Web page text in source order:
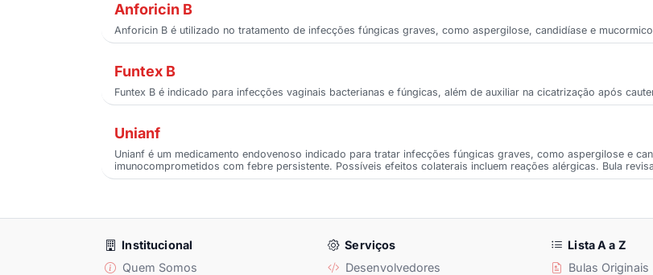
Anforicin B
Anforicin B é utilizado no tratamento de infecções fúngicas graves, como aspergilose, candidíase e
Funtex B
Funtex B é indicado para infecções vaginais bacterianas e fúngicas, além de auxiliar na cicatrização após
Unianf
Unianf é um medicamento endovenoso indicado para tratar infecções fúngicas graves, como aspergilose e
imunocomprometidos com febre persistente. Possíveis efeitos colaterais incluem reações alérgicas. Bula
Institucional
Quem Somos
Serviços
Desenvolvedores
Lista A a Z
Bulas Originais